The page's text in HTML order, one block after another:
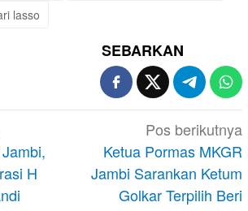
lasso
SEBARKAN
H
Pos berikutnya
Ketua Pormas MKGR
Jambi Sarankan Ketum
Golkar Terpilih Beri